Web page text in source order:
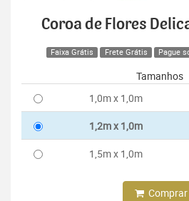
Coroa de Flores
Faixa Grátis Frete Grátis Pague
Tamanhos
1,0m x 1,0m
1,2m x 1,0m
1,5m x 1,0m
Comprar